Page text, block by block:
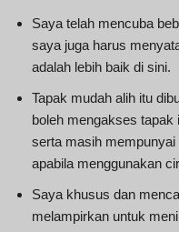
Saya telah mencuba
saya juga harus
adalah lebih baik di sini.
Tapak mudah alih itu
boleh mengakses tapak
serta masih
apabila menggunakan
Saya khusus dan
melampirkan untuk